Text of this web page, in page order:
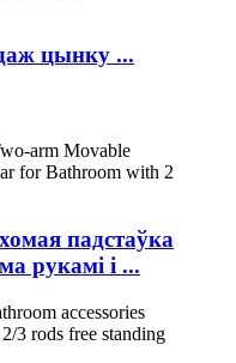
цынку ...
падстаўка
рукамі і ...